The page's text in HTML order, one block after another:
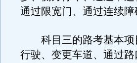
通过限宽门、通过连续
科目三的路考基本项
行驶、变更车道、通过